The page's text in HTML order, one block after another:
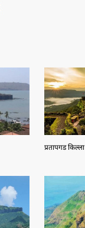
प्रतापगड किल्ला